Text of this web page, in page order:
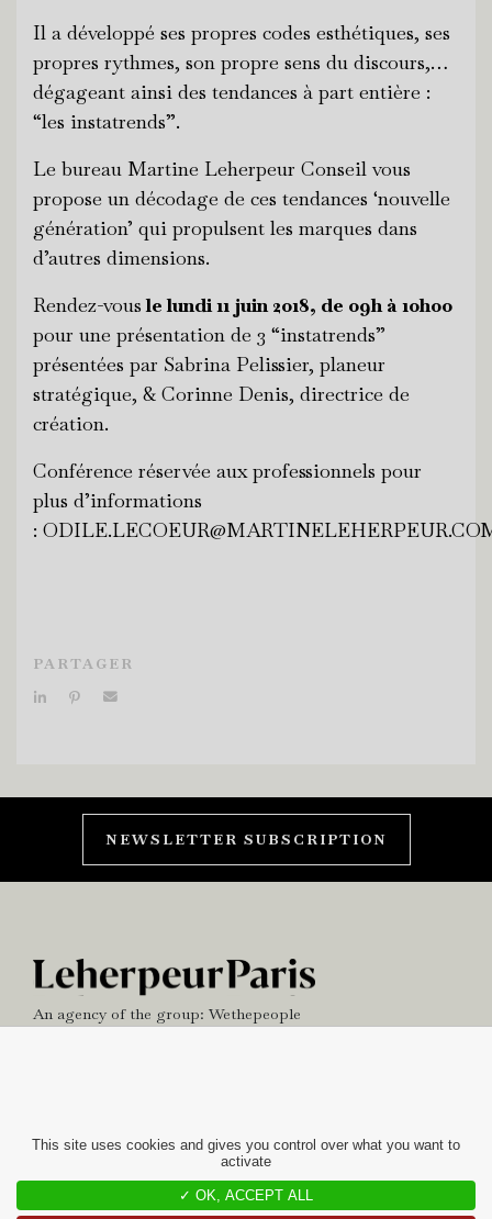
Il a développé ses propres codes esthétiques, ses
propres rythmes, son propre sens du discours,…
dégageant ainsi des tendances à part entière :
“les instatrends”.
Le bureau Martine Leherpeur Conseil vous
propose un décodage de ces tendances ‘nouvelle
génération’ qui propulsent les marques dans
d’autres dimensions.
Rendez-vousle lundi 11 juin 2018, de 09h à 10h00
pour une présentation de 3 “instatrends”
présentées par Sabrina Pelissier, planeur
stratégique, & Corinne Denis, directrice de
création.
Conférence réservée aux professionnels pour
plus d’informations
:
PARTAGER
NEWSLETTER SUBSCRIPTION
An agency of the group: Wethepeople
contact
This site uses cookies and gives you control over what you want to
activate
✓ OK, ACCEPT ALL